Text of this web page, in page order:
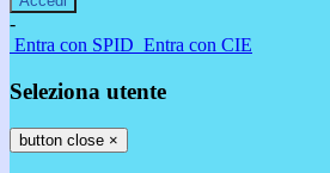
-
Entra con SPID Entra con CIE
Seleziona utente
button close ×